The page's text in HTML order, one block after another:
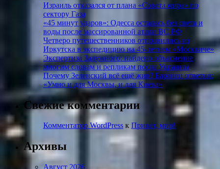
Израиль отказался от плана «Совета мира» по
сектору Газа
«45 минут ударов»: Одесса осталась без света и
воды после массированной атаки ВС РФ
Четверо путешественников отправились из
Иркутска в экспедицию на 45-летнем «Москвиче»
Экспертиза Залужного: найдено объяснение
многим словам и репликам посла Украины
Почему Зеленский всё ещё жив? Баранец ответил:
«Умно и для Москвы, и для Киева»
Свежие комментарии
Комментатор WordPress к Привет, мир!
Архивы
Август 2026